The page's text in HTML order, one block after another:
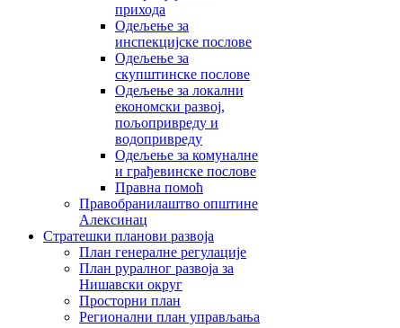
прихода
Одељење за
инспекцијске послове
Одељење за
скупштинске послове
Одељење за локални
економски развој,
пољопривреду и
водопривреду
Одељење за комуналне
и грађевинске послове
Правна помоћ
Правобранилаштво општине
Алексинац
Стратешки планови развоја
План генералне регулације
План руралног развоја за
Нишавски округ
Просторни план
Регионални план управљања